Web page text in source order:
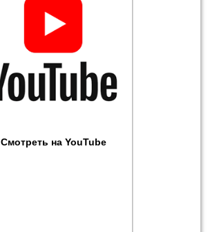
Смотреть на YouTube